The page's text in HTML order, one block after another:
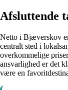
Afsluttende
Netto i Bjæverskov
centralt sted i
overkommelige
ansvarlighed er det
være en